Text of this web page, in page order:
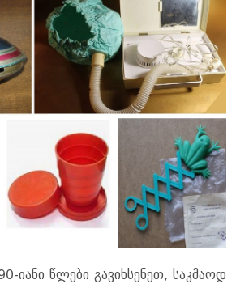
იანი წლები გავიხსენეთ, საკმაოდ